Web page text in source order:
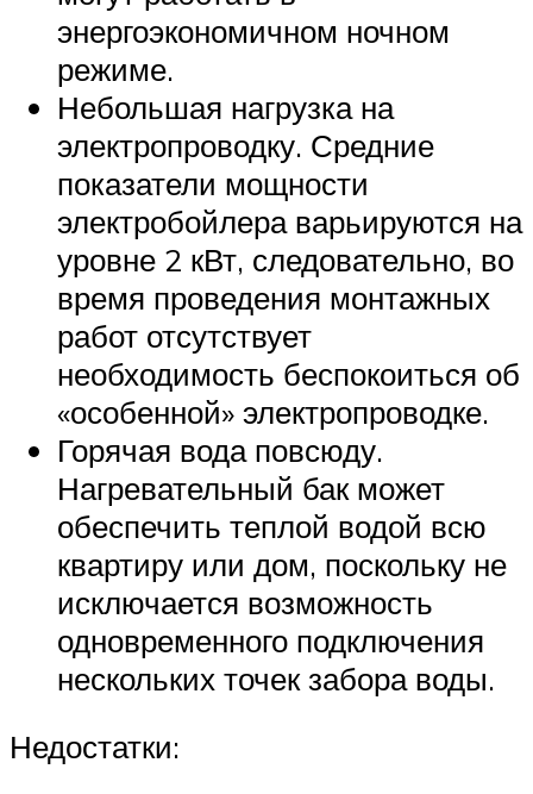
энергоэкономичном ночном
режиме.
Небольшая нагрузка на
электропроводку. Средние
показатели мощности
электробойлера варьируются на
уровне 2 кВт, следовательно, во
время проведения монтажных
работ отсутствует
необходимость беспокоиться об
«особенной» электропроводке.
Горячая вода повсюду.
Нагревательный бак может
обеспечить теплой водой всю
квартиру или дом, поскольку не
исключается возможность
одновременного подключения
нескольких точек забора воды.
Недостатки: